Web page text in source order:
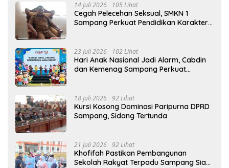
14 Juli 2026 105 Lihat
Cegah Pelecehan Seksual, SMKN 1
Sampang Perkuat Pendidikan Karakter
23 Juli 2026 102 Lihat
Hari Anak Nasional Jadi Alarm, Cabdin
dan Kemenag Sampang Perkuat
18 Juli 2026 92 Lihat
Kursi Kosong Dominasi Paripurna DPRD
Sampang, Sidang Tertunda
21 Juli 2026 92 Lihat
Khofifah Pastikan Pembangunan
Sekolah Rakyat Terpadu Sampang Siap